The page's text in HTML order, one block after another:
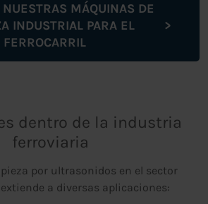
NUESTRAS MÁQUINAS DE
INDUSTRIAL PARA EL
FERROCARRIL
dentro de la industria
ferroviaria
por ultrasonidos en el sector
a diversas aplicaciones: